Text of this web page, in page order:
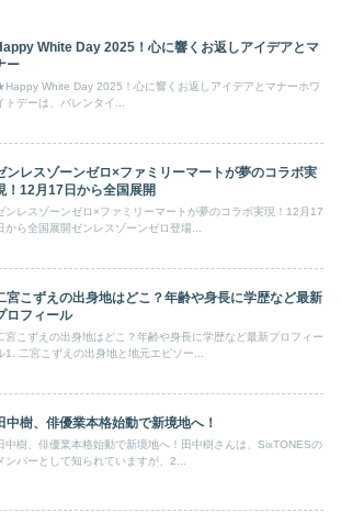
White Day 2025！心に響くお返しアイデアとマ
ー
White Day 2025！心に響くお返しアイデアとマナーホワ
トデーは、バレンタイ...
ンレスゾーンゼロ×ファミリーマートが夢のコラボ実
！12月17日から全国展開
ンレスゾーンゼロ×ファミリーマートが夢のコラボ実現！12月17
から全国展開ゼンレスゾーンゼロ登場...
宮こずえの出身地はどこ？年齢や身長に学歴など最新
ロフィール
宮こずえの出身地はどこ？年齢や身長に学歴など最新プロフィー
1. 二宮こずえの出身地と地元エピソー...
中樹、俳優業本格始動で新境地へ！
中樹、俳優業本格始動で新境地へ！田中樹さんは、SixTONESの
ンバーとして知られていますが、2...